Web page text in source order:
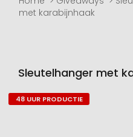
met karabijnhaak
Sleutelhanger met
Naar
48 UUR PRODUCTIE